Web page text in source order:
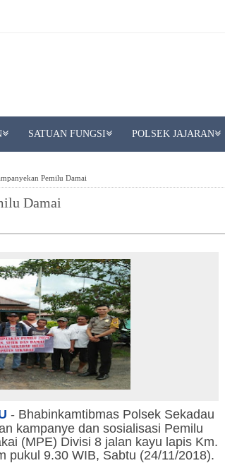
SATUAN FUNGSI POLSEK JAJARAN
Pemilu Damai
Damai
- Bhabinkamtibmas Polsek Sekadau
kampanye dan sosialisasi Pemilu
(MPE) Divisi 8 jalan kayu lapis Km.
pukul 9.30 WIB, Sabtu (24/11/2018).